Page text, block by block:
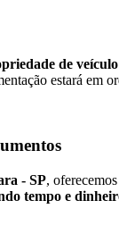
de
estará em
- SP,
tempo e